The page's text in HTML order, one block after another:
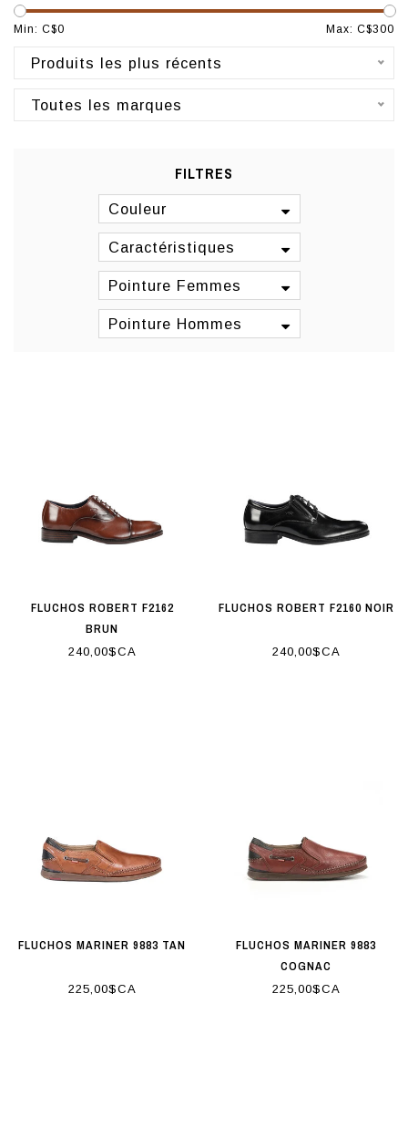
préservant son héritage traditionnel.
Origine : Espagne
Min: C$0 Max: C$300
Produits les plus récents
Toutes les marques
FILTRES
Couleur
Caractéristiques
Pointure Femmes
Pointure Hommes
FLUCHOS ROBERT F2162
BRUN
240,00$CA
FLUCHOS ROBERT F2160 NOIR
240,00$CA
FLUCHOS MARINER 9883 TAN
225,00$CA
FLUCHOS MARINER 9883
COGNAC
225,00$CA